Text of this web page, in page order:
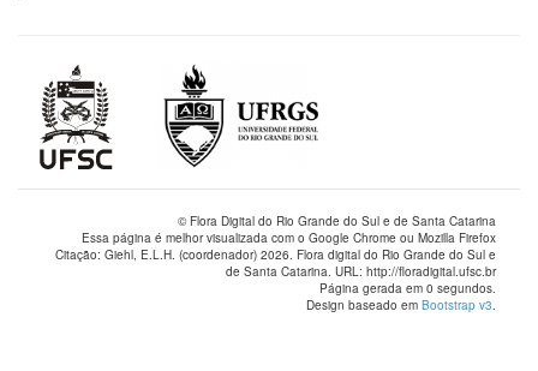
© Flora Digital do Rio Grande do Sul e de Santa Catarina
Essa página é melhor visualizada com o Google Chrome ou Mozilla Firefox
Citação: Giehl, E.L.H. (coordenador) 2026. Flora digital do Rio Grande do Sul e
de Santa Catarina. URL: http://floradigital.ufsc.br
Página gerada em 0 segundos.
Design baseado em Bootstrap v3